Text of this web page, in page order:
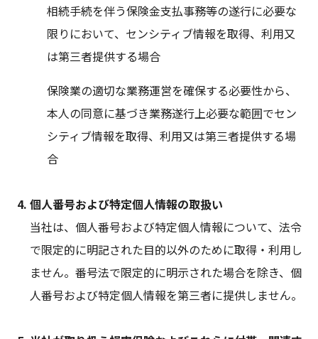
相続手続を伴う保険金支払事務等の遂行に必要な
限りにおいて、センシティブ情報を取得、利用又
は第三者提供する場合
保険業の適切な業務運営を確保する必要性から、
本人の同意に基づき業務遂行上必要な範囲でセン
シティブ情報を取得、利用又は第三者提供する場
合
個人番号および特定個人情報の取扱い
当社は、個人番号および特定個人情報について、法令
で限定的に明記された目的以外のために取得・利用し
ません。番号法で限定的に明示された場合を除き、個
人番号および特定個人情報を第三者に提供しません。